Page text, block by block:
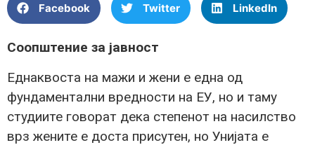
Facebook Twitter LinkedIn
Соопштение за јавност
Еднаквоста на мажи и жени е една од
фундаментални вредности на ЕУ, но и таму
студиите говорат дека степенот на насилство
врз жените е доста присутен, но Унијата е